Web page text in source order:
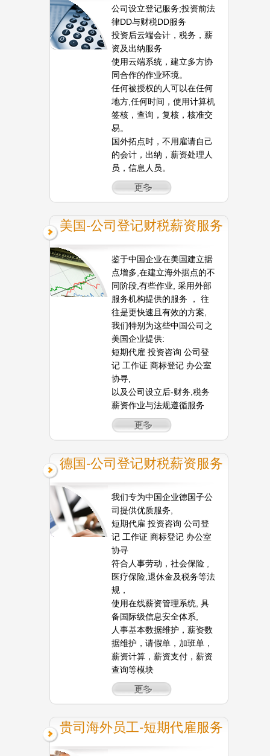
公司设立登记服务;投资前法
律DD与财税DD服务
投资后云端会计，税务，薪
资及出纳服务
使用云端系统，建立多方协
同合作的作业环境。
任何被授权的人可以在任何
地方,任何时间，使用计算机
签核，查询，复核，核准交
易。
国外拓点时，不用雇请自己
的会计，出纳，薪资处理人
员，信息人员。
美国-公司登记财税薪资服务
鉴于中国企业在美国建立据
点增多,在建立海外据点的不
同阶段,有些作业, 采用外部
服务机构提供的服务 ， 往
往是更快速且有效的方案,
我们特别为这些中国公司之
美国企业提供:
短期代雇 投资咨询 公司登
记 工作证 商标登记 办公室
协寻,
以及公司设立后-财务,税务
薪资作业与法规遵循服务
德国-公司登记财税薪资服务
我们专为中国企业德国子公
司提供优质服务,
短期代雇 投资咨询 公司登
记 工作证 商标登记 办公室
协寻
符合人事劳动，社会保险 ,
医疗保险,退休金及税务等法
规，
使用在线薪资管理系统, 具
备国际级信息安全体系,
人事基本数据维护，薪资数
据维护，请假单，加班单，
薪资计算，薪资支付，薪资
查询等模块
贵司海外员工-短期代雇服务